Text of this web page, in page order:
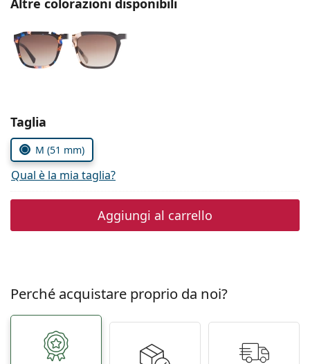
Persol
Prada
Tutte le marche
Seleziona i parametri
Taglia
M (51 mm)
Qual è la mia taglia?
Aggiungi al carrello
Perché acquistare proprio da noi?